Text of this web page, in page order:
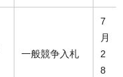
一般競争入札
7
月
2
8